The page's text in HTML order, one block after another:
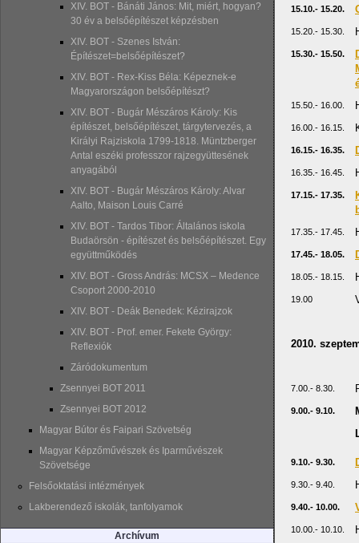
XIV. BOT - Bánáti János: Mit, miért, hogyan?
30 év a belsőépítészet képzésben
XIV. BOT - Szenes István:
Építészet=belsőépítészet?
XIV. BOT - Rex-Kiss Béla: Képeznek-e
Magyarországon belsőépítészt?
XIV. BOT - Bugár Mészáros Károly: Kis
építészet, belsőépítészet, tárgytervezés, a
Királyi Rajziskola 1799-1818. Müntzberger
Antal eszéki professzor rajzegyüttesének
anyagából
XIV. BOT - Bugár Mészáros Károly: Alvar
Aalto, Maison Louis Carré
XIV. BOT - Tardos Tibor: Általános iskola
Budaörsön - építészet és belsőépítészet. Egy
együttműködés
XIV. BOT - Gross András: MCSX – Medence
Csoport 2000-2010
XIV. BOT - Deák Benedek: Kézirajzok
XIV. BOT - Prof. emer. Fekete György:
Reflexiók
Záródokumentum
Zsennyei BOT 2011
Zsennyei BOT 2012
Magyar Bútor és Faipari Szövetség
Magyar Képzőművészek és Iparművészek
Szövetsége
Felsőoktatási intézmények
Lakberendező iskolák, tanfolyamok
Archívum
15.10.- 15.20.
15.20.- 15.30.
15.30.- 15.50.
15.50.- 16.00.
16.00.- 16.15.
16.15.- 16.35.
16.35.- 16.45.
17.15.- 17.35.
17.35.- 17.45.
17.45.- 18.05.
18.05.- 18.15.
19.00
2010.
7.00.- 8.30.
9.00.- 9.10.
9.10.- 9.30.
9.30.- 9.40.
9.40.- 10.00.
10.00.- 10.10.